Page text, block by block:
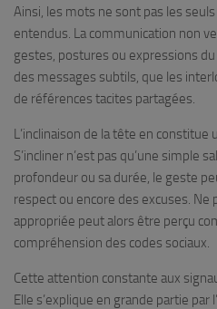
Ainsi, les mots ne sont pas les
entendus. La communication non
gestes, postures ou expressions
des messages subtils, que les
de références tacites partagées.
L’inclinaison de la tête en
S’incliner n’est pas qu’une simple
profondeur ou sa durée, le geste
respect ou encore des excuses. Ne
appropriée peut alors être perçu
compréhension des codes sociaux.
Cette attention constante aux
Elle s’explique en grande partie par